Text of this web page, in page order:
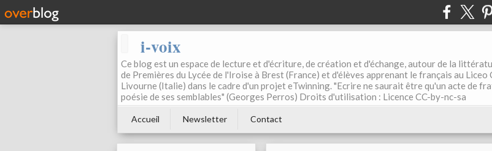
i-voix
Ce blog est un espace de lecture et d'écriture, de création et d'échange, autour de la
de Premières du Lycée de l'Iroise à Brest (France) et d'élèves apprenant le français au Liceo
Livourne (Italie) dans le cadre d'un projet eTwinning. "Ecrire ne saurait être qu'un acte de
poésie de ses semblables" (Georges Perros) Droits d'utilisation : Licence CC-by-nc-sa
Accueil Newsletter Contact